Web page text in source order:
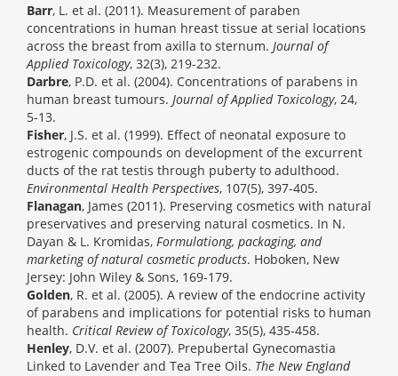
Barr, L. et al. (2011). Measurement of paraben
concentrations in human hreast tissue at serial locations
across the breast from axilla to sternum. Journal of
Applied Toxicology, 32(3), 219-232.
Darbre, P.D. et al. (2004). Concentrations of parabens in
human breast tumours. Journal of Applied Toxicology, 24,
5-13.
Fisher, J.S. et al. (1999). Effect of neonatal exposure to
estrogenic compounds on development of the excurrent
ducts of the rat testis through puberty to adulthood.
Environmental Health Perspectives, 107(5), 397-405.
Flanagan, James (2011). Preserving cosmetics with natural
preservatives and preserving natural cosmetics. In N.
Dayan & L. Kromidas, Formulationg, packaging, and
marketing of natural cosmetic products. Hoboken, New
Jersey: John Wiley & Sons, 169-179.
Golden, R. et al. (2005). A review of the endocrine activity
of parabens and implications for potential risks to human
health. Critical Review of Toxicology, 35(5), 435-458.
Henley, D.V. et al. (2007). Prepubertal Gynecomastia
Linked to Lavender and Tea Tree Oils. The New England